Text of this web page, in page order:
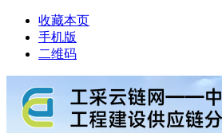
收藏本页
手机版
二维码